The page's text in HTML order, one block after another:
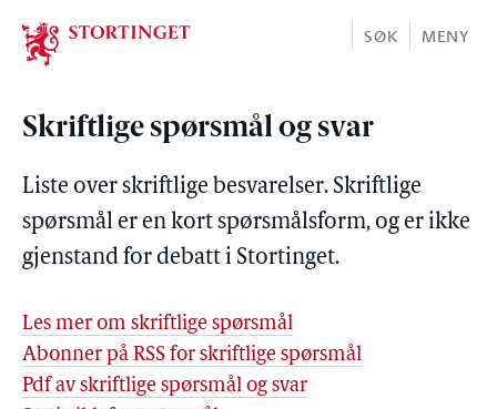
Stortinget.no
SØK MENY
Skriftlige spørsmål og svar
Liste over skriftlige besvarelser. Skriftlige
spørsmål er en kort spørsmålsform, og er ikke
gjenstand for debatt i Stortinget.
Les mer om skriftlige spørsmål
Abonner på RSS for skriftlige spørsmål
Pdf av skriftlige spørsmål og svar